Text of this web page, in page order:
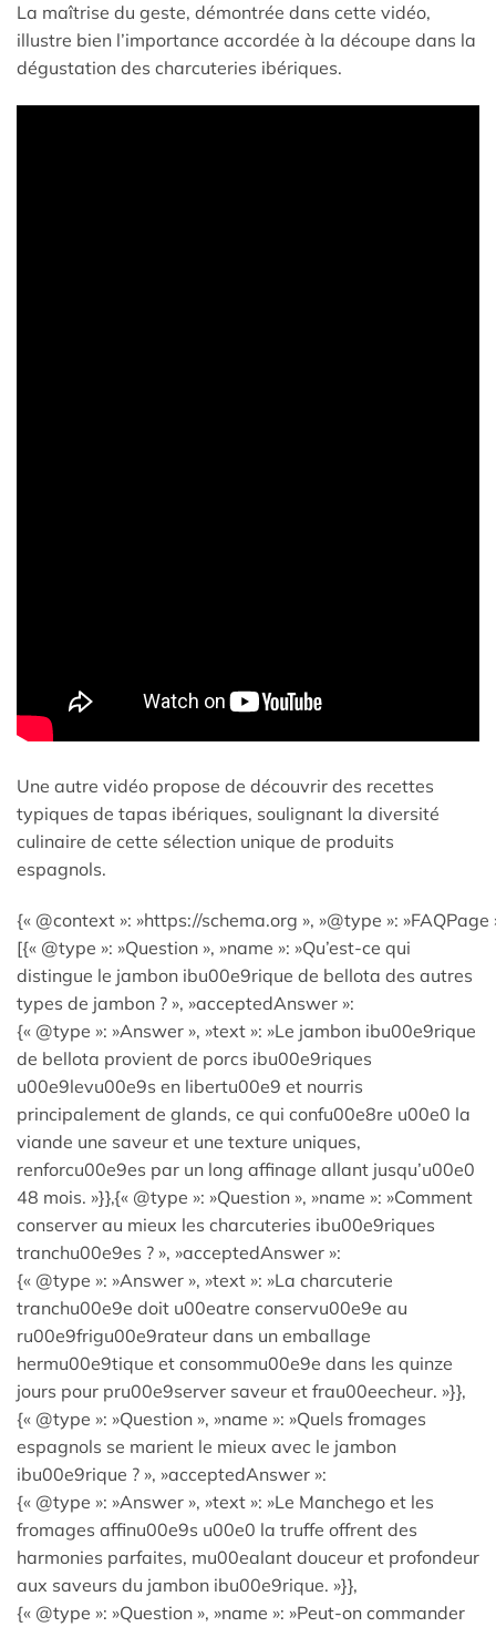
La maîtrise du geste, démontrée dans cette vidéo,
illustre bien l’importance accordée à la découpe dans la
dégustation des charcuteries ibériques.
Une autre vidéo propose de découvrir des recettes
typiques de tapas ibériques, soulignant la diversité
culinaire de cette sélection unique de produits
espagnols.
{« @context »: »https://schema.org », »@type »: »FAQPage
[{« @type »: »Question », »name »: »Qu’est-ce qui
distingue le jambon ibu00e9rique de bellota des autres
types de jambon ? », »acceptedAnswer »:
{« @type »: »Answer », »text »: »Le jambon ibu00e9rique
de bellota provient de porcs ibu00e9riques
u00e9levu00e9s en libertu00e9 et nourris
principalement de glands, ce qui confu00e8re u00e0 la
viande une saveur et une texture uniques,
renforcu00e9es par un long affinage allant jusqu’u00e0
48 mois. »}},{« @type »: »Question », »name »: »Comment
conserver au mieux les charcuteries ibu00e9riques
tranchu00e9es ? », »acceptedAnswer »:
{« @type »: »Answer », »text »: »La charcuterie
tranchu00e9e doit u00eatre conservu00e9e au
ru00e9frigu00e9rateur dans un emballage
hermu00e9tique et consommu00e9e dans les quinze
jours pour pru00e9server saveur et frau00eecheur. »}},
{« @type »: »Question », »name »: »Quels fromages
espagnols se marient le mieux avec le jambon
ibu00e9rique ? », »acceptedAnswer »:
{« @type »: »Answer », »text »: »Le Manchego et les
fromages affinu00e9s u00e0 la truffe offrent des
harmonies parfaites, mu00ealant douceur et profondeur
aux saveurs du jambon ibu00e9rique. »}},
{« @type »: »Question », »name »: »Peut-on commander